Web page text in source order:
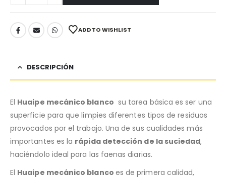
ADD TO WISHLIST
DESCRIPCIÓN
El Huaipe mecánico blanco su tarea básica es ser una
superficie para que limpies diferentes tipos de residuos
provocados por el trabajo. Una de sus cualidades más
importantes es la rápida detección de la suciedad,
haciéndolo ideal para las faenas diarias.
El Huaipe mecánico blanco es de primera calidad,